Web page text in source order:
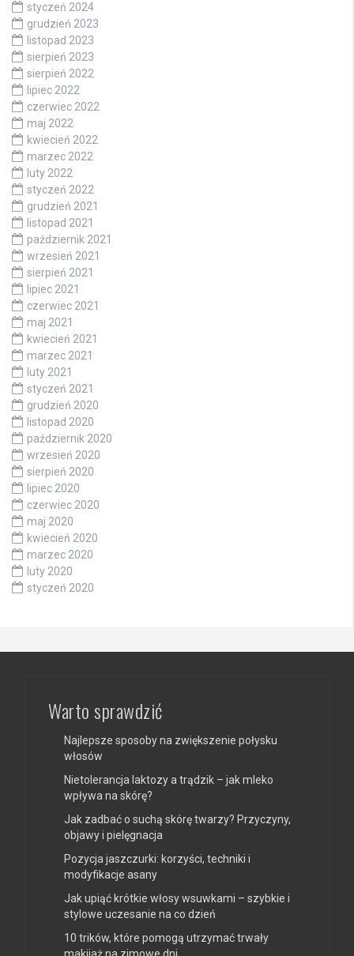
styczeń 2024
grudzień 2023
listopad 2023
sierpień 2023
sierpień 2022
lipiec 2022
czerwiec 2022
maj 2022
kwiecień 2022
marzec 2022
luty 2022
styczeń 2022
grudzień 2021
listopad 2021
październik 2021
wrzesień 2021
sierpień 2021
lipiec 2021
czerwiec 2021
maj 2021
kwiecień 2021
marzec 2021
luty 2021
styczeń 2021
grudzień 2020
listopad 2020
październik 2020
wrzesień 2020
sierpień 2020
lipiec 2020
czerwiec 2020
maj 2020
kwiecień 2020
marzec 2020
luty 2020
styczeń 2020
Warto sprawdzić
Najlepsze sposoby na zwiększenie połysku
włosów
Nietolerancja laktozy a trądzik – jak mleko
wpływa na skórę?
Jak zadbać o suchą skórę twarzy? Przyczyny,
objawy i pielęgnacja
Pozycja jaszczurki: korzyści, techniki i
modyfikacje asany
Jak upiąć krótkie włosy wsuwkami – szybkie i
stylowe uczesanie na co dzień
10 trików, które pomogą utrzymać trwały